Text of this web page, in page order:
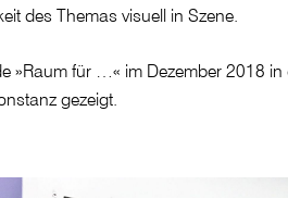
des Themas visuell in Szene.
»Raum für …« im Dezember 2018 in
gezeigt.